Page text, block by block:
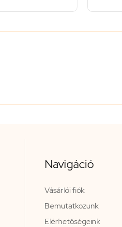
Navigáció
Vásárlói fiók
Bemutatkozunk
Elérhetőségeink